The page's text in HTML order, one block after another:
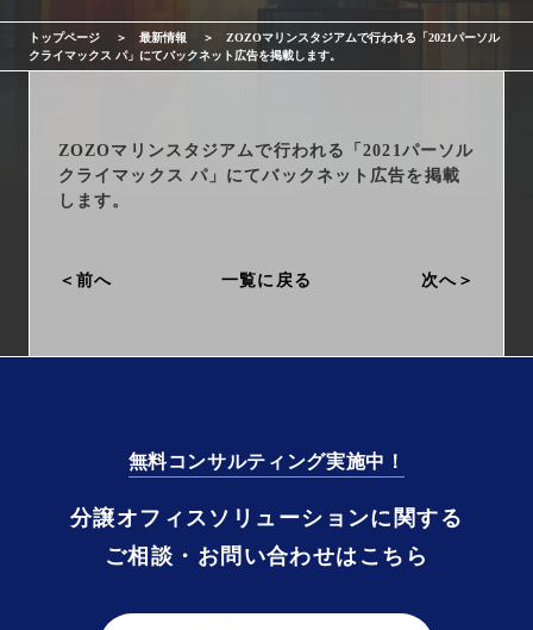
arrow_right_alt
最新情報 arrow_right_alt
採用情報 arrow_right_alt
お問い合わせ arrow_right_alt
トップページ 最新情報
ZOZOマリンスタジアムで行われる「2021パーソル
クライマックス パ」にてバックネット広告を掲載します。
ZOZOマリンスタジアムで行われる「2021パーソル
クライマックス パ」にてバックネット広告を掲載
します。
前へ 一覧に戻る 次へ
無料コンサルティング実施中！
分譲オフィスソリューションに関する
ご相談・お問い合わせはこちら